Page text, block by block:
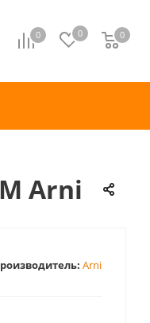
0 0 0
0
Arni
Arni